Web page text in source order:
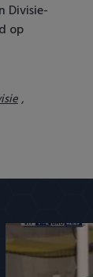
Divisie-
op
,